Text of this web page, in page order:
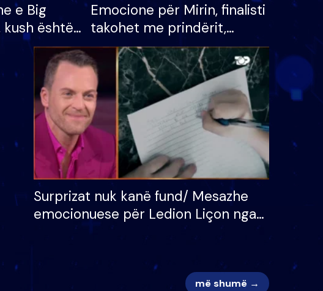
e Big
kush është
lë shtëpinë
për
e madh
Emocione për Mirin, finalisti
takohet me prindërit,
vajzën dhe bashkëshorten:
S’kemi ndonjë letër divorci
apo jo?
Surprizat nuk kanë fund/ Mesazhe
emocionuese për Ledion Liçon nga
nëna dhe fëmijët e tij, moderatori
më shumë →